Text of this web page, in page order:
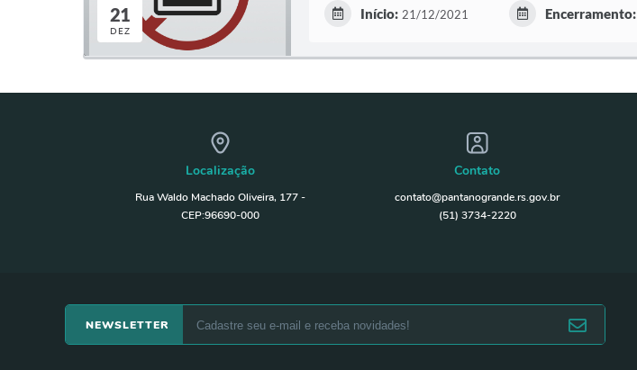
21
DEZ
Início: 21/12/2021 Encerramento:
Localização
Rua Waldo Machado Oliveira, 177 -
CEP:96690-000
Contato
contato@pantanogrande.rs.gov.br
(51) 3734-2220
NEWSLETTER